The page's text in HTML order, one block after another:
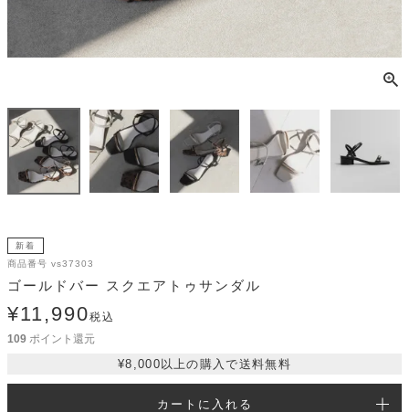
新着
商品番号 vs37303
ゴールドバー スクエアトゥサンダル
¥11,990税込
109 ポイント還元
¥8,000以上の購入で送料無料
カートに入れる